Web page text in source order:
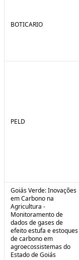
BOTICARIO
PELD
Goiás Verde: Inovações
em Carbono na
Agricultura -
Monitoramento de
dados de gases de
efeito estufa e estoques
de carbono em
agroecossistemas do
Estado de Goiás